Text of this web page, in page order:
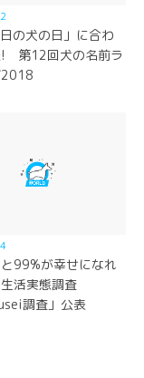
の犬の日」に合わ
! 第12回犬の名前ラ
2018
99%が幸せになれ
活実態調査
調査」公表